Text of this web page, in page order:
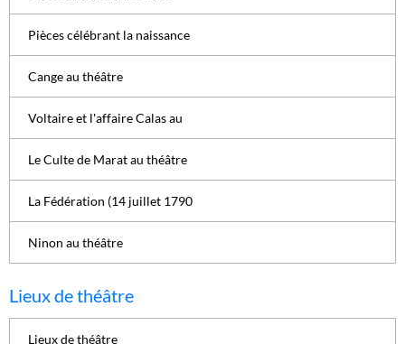
Pièces célébrant la naissance
Cange au théâtre
Voltaire et l'affaire Calas au
Le Culte de Marat au théâtre
La Fédération (14 juillet 1790
Ninon au théâtre
Lieux de théâtre
Lieux de théâtre